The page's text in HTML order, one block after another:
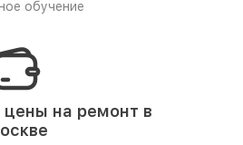
обучение
на ремонт в